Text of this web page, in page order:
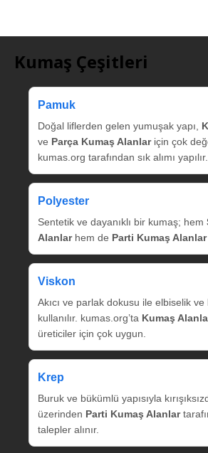
Kumaş Çeşitleri
Pamuk
Doğal liflerden gelen yumuşak yapı,
ve Parça Kumaş Alanlariçin çok
kumas.org tarafından sık alımı yapılır.
Polyester
Sentetik ve dayanıklı bir kumaş; hem
Alanlarhem de Parti Kumaş Alanlar
Viskon
Akıcı ve parlak dokusu ile elbiselik
kullanılır. kumas.org’ta Kumaş
üreticiler için çok uygun.
Krep
Buruk ve bükümlü yapısıyla
üzerinden Parti Kumaş Alanlar
talepler alınır.